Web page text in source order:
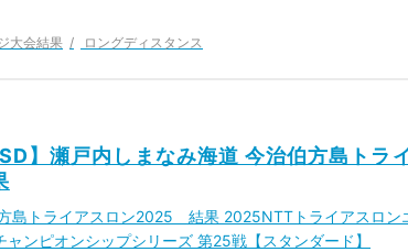
大会結果 ロングディスタンス
】瀬戸内しまなみ海道 今治伯方島トラ
島トライアスロン2025 結果 2025NTTトライアスロン
ンピオンシップシリーズ 第25戦【スタンダード】